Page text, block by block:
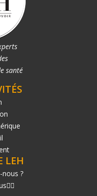
santé
LEH
?